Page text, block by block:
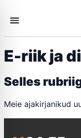
E-riik ja
Selles
Meie ajakirjanikud